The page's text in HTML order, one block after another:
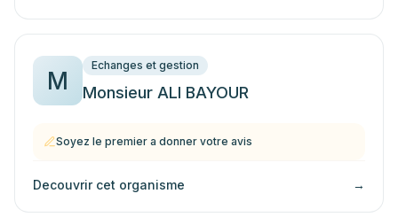
M
Echanges et gestion
Monsieur ALI BAYOUR
Soyez le premier a donner votre avis
Decouvrir cet organisme →